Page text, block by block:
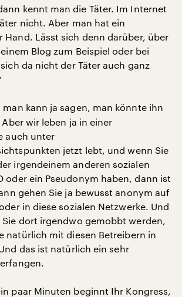
kennt man die Täter. Im Internet
nicht. Aber man hat ein
Hand. Lässt sich denn darüber, über
Blog zum Beispiel oder bei
da nicht der Täter auch ganz
man kann ja sagen, man könnte ihn
wir leben ja in einer
auch unter
jetzt lebt, und wenn Sie
irgendeinem anderen sozialen
oder ein Pseudonym haben, dann ist
gehen Sie ja bewusst anonym auf
in diese sozialen Netzwerke. Und
dort irgendwo gemobbt werden,
natürlich mit diesen Betreibern in
das ist natürlich ein sehr
paar Minuten beginnt Ihr Kongress,